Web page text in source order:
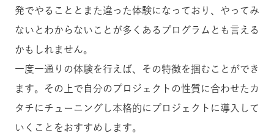
発でやることとまた違った体験になっており、やってみ
ないとわからないことが多くあるプログラムとも言える
かもしれません。
一度一通りの体験を行えば、その特徴を掴むことができ
ます。その上で自分のプロジェクトの性質に合わせたカ
タチにチューニングし本格的にプロジェクトに導入して
いくことをおすすめします。